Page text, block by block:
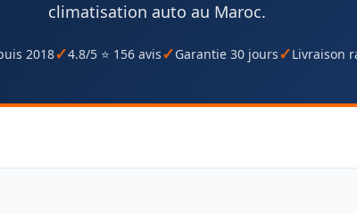
climatisation auto au Maroc.
2018 4.8/5 ⭐ 156 avis Garantie 30 jours Livraison